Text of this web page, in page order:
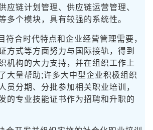
应链计划管理、供应链运营管理、
多个模块，具有较强的系统性。
符合时代特点和企业经营管理需要，
方式等方面努力与国际接轨，得到
机构的大力支持，并在组织工作上
大量帮助;许多大中型企业积极组织
员分期、分批参加相关职业培训，
的专业技能证书作为招聘和升职的